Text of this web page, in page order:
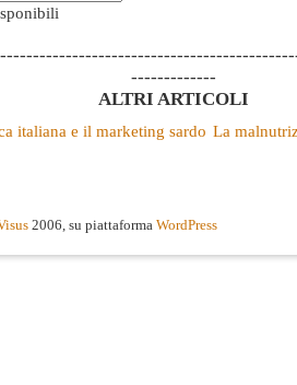
-------------
ALTRI ARTICOLI
italiana e il marketing sardo La
2006, su piattaforma WordPress